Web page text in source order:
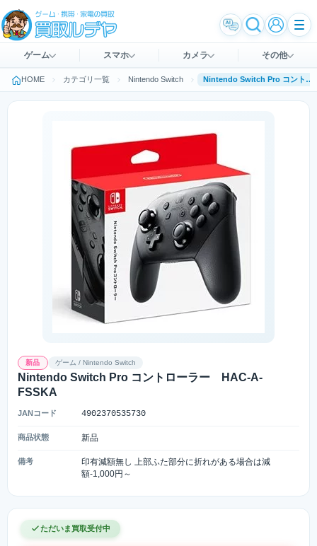
ゲーム スマホ カメラ その他
HOME カテゴリ一覧 Nintendo Switch Nintendo Switch Pro コントローラー HAC-A-FSSKA
新品 ゲーム / Nintendo Switch
Nintendo Switch Pro コントローラー HAC-A-
FSSKA
JANコード 4902370535730
商品状態 新品
備考
印有減額無し 上部ふた部分に折れがある場合は減
額-1,000円～
ただいま買取受付中